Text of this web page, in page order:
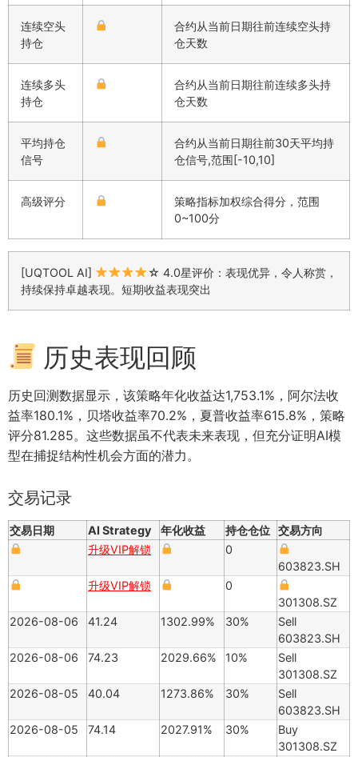
连续空头
持仓
合约从当前日期往前连续空头持
仓天数
连续多头
持仓
合约从当前日期往前连续多头持
仓天数
平均持仓
信号
合约从当前日期往前30天平均持
仓信号,范围[-10,10]
高级评分
策略指标加权综合得分，范围
0~100分
[UQTOOL AI]
☆ 4.0星评价：表现优异，令人称赏，
持续保持卓越表现。短期收益表现突出
历史表现回顾
历史回测数据显示，该策略年化收益达1,753.1%，阿尔法收
益率180.1%，贝塔收益率70.2%，夏普收益率615.8%，策略
评分81.285。这些数据虽不代表未来表现，但充分证明AI模
型在捕捉结构性机会方面的潜力。
交易记录
交易日期 AI Strategy 年化收益 持仓仓位 交易方向
升级VIP解锁
0
603823.SH
升级VIP解锁
0
301308.SZ
2026-08-06
41.24 1302.99% 30%
Sell
603823.SH
2026-08-06
74.23 2029.66% 10%
Sell
301308.SZ
2026-08-05
40.04 1273.86% 30%
Sell
603823.SH
2026-08-05
74.14 2027.91% 30%
Buy
301308.SZ